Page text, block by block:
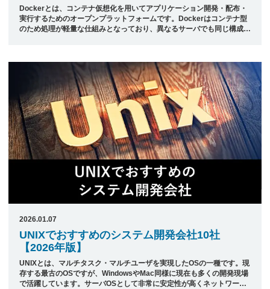
Dockerとは、コンテナ仮想化を用いてアプリケーション開発・配布・
実行するためのオープンプラットフォームです。Dockerはコンテナ型
のため処理が軽量な仕組みとなっており、異なるサーバでも同じ構成の
Dockerの環境構築に強いシステム開発会社をご紹介します。 &nbsp;
システム開発会社選びはプロにお任せ完全無料で全国社以上からご提案
・ベストマッチな発注先が見つかる ・たった1日のスピード紹介 ・IT ...
2026.01.07
UNIXでおすすめのシステム開発会社10社
【2026年版】
UNIXとは、マルチタスク・マルチユーザを実現したOSの一種です。現
存する最古のOSですが、WindowsやMac同様に現在も多くの開発現場
で活躍しています。サーバOSとして非常に安定性が高くネットワーク